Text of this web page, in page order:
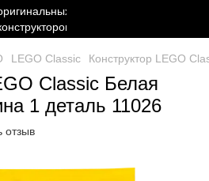
LEGO Classic Конструктор LEGO
Classic Белая
1 деталь 11026
отзыв